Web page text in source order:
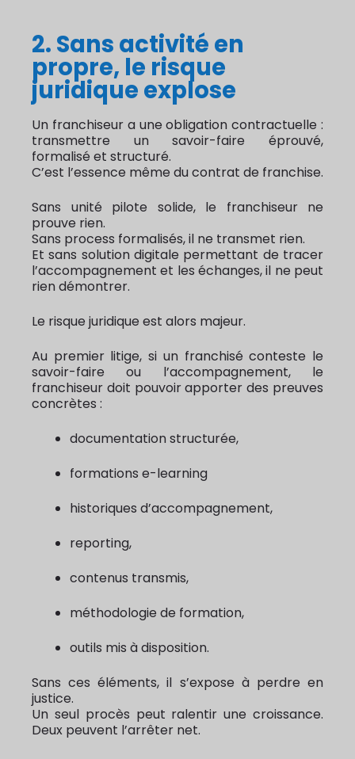
2. Sans activité en
propre, le risque
juridique explose
Un franchiseur a une obligation contractuelle :
transmettre un savoir-faire éprouvé,
formalisé et structuré.
C’est l’essence même du contrat de franchise.
Sans unité pilote solide, le franchiseur ne
prouve rien.
Sans process formalisés, il ne transmet rien.
Et sans solution digitale permettant de tracer
l’accompagnement et les échanges, il ne peut
rien démontrer.
Le risque juridique est alors majeur.
Au premier litige, si un franchisé conteste le
savoir-faire ou l’accompagnement, le
franchiseur doit pouvoir apporter des preuves
concrètes :
documentation structurée,
formations e-learning
historiques d’accompagnement,
reporting,
contenus transmis,
méthodologie de formation,
outils mis à disposition.
Sans ces éléments, il s’expose à perdre en
justice.
Un seul procès peut ralentir une croissance.
Deux peuvent l’arrêter net.